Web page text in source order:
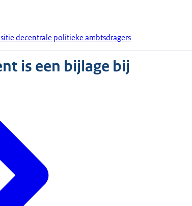
decentrale politieke ambtsdragers
is een bijlage bij